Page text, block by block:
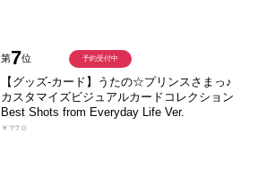
第7位
【グッズ-カード】うたの☆プリンスさまっ♪
カスタマイズビジュアルカードコレクション
Best Shots from Everyday Life Ver.
￥770
予約受付中